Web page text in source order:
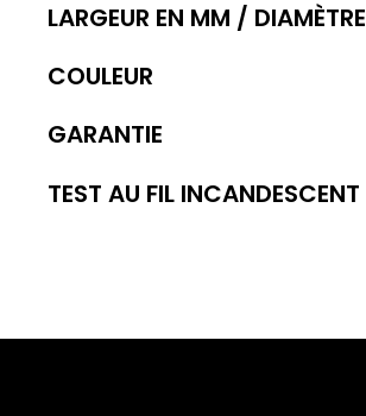
LARGEUR EN MM / DIAMÈTRE
COULEUR
GARANTIE
TEST AU FIL INCANDESCENT